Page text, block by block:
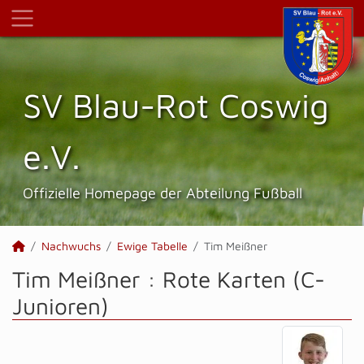
SV Blau-Rot Coswig
e.V.
Offizielle Homepage der Abteilung Fußball
Nachwuchs Ewige Tabelle Tim Meißner
Tim Meißner : Rote Karten (C-
Junioren)